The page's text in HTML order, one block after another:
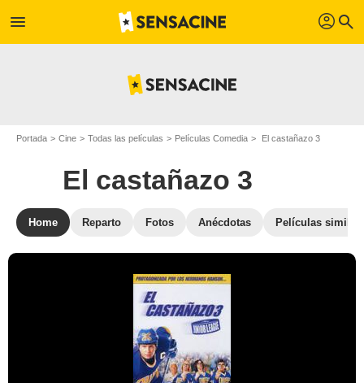
menu profil search
Portada Cine Todas las películas Películas Comedia El castañazo 3
El castañazo 3
Home Reparto Fotos Anécdotas Películas